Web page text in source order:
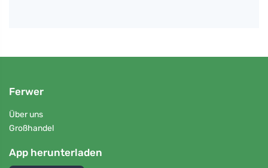
Ferwer
Über uns
Großhandel
App herunterladen